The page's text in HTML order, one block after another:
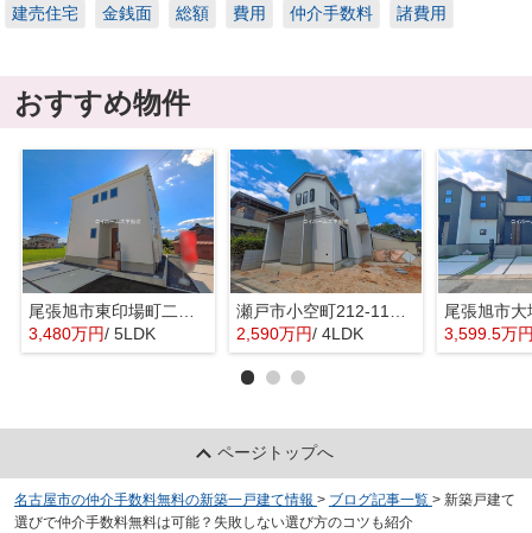
建売住宅
金銭面 総額 費用 仲介手数料 諸費用
おすすめ物件
3,480万円/ 5LDK
2,590万円/ 4LDK 3,599.5万
ページトップへ
名古屋市の仲介手数料無料の新築一戸建て情報 > ブログ記事一覧 > 新築戸建て
選びで仲介手数料無料は可能？失敗しない選び方のコツも紹介